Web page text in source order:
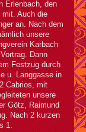
Erlenbach, den
mit. Auch die
an. Nach dem
unsere
Karbach
Dann
Festzug durch
u. Langgasse in
Cabrios, mit
unsere
Götz, Raimund
Nach 2 kurzen
1.